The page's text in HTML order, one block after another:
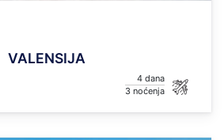
VALENSIJA
4
3